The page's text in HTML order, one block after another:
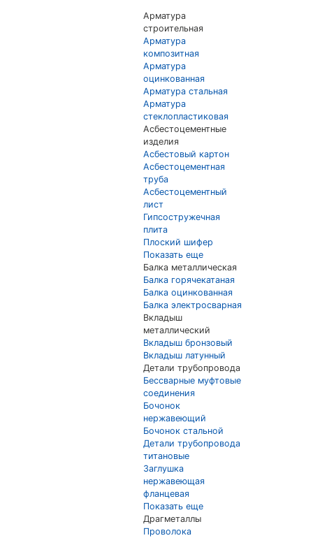
Арматура
строительная
Арматура
композитная
Арматура
оцинкованная
Арматура стальная
Арматура
стеклопластиковая
Асбестоцементные
изделия
Асбестовый картон
Асбестоцементная
труба
Асбестоцементный
лист
Гипсостружечная
плита
Плоский шифер
Показать еще
Балка металлическая
Балка горячекатаная
Балка оцинкованная
Балка электросварная
Вкладыш
металлический
Вкладыш бронзовый
Вкладыш латунный
Детали трубопровода
Бессварные муфтовые
соединения
Бочонок
нержавеющий
Бочонок стальной
Детали трубопровода
титановые
Заглушка
нержавеющая
фланцевая
Показать еще
Драгметаллы
Проволока